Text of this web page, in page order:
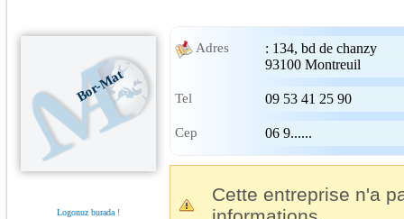
Bor-Mat
Logonuz burada !
Adres : 134, bd de chanzy
93100 Montreuil
Tel 09 53 41 25 90
Cep 06 9......
Cette entreprise n'a